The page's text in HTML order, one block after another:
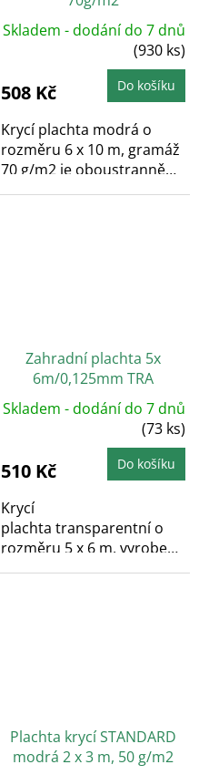
Skladem - dodání do 7 dnů
(930 ks)
508 Kč Do košíku
Krycí plachta modrá o
rozměru 6 x 10 m, gramáž
70 g/m2 je oboustranně
laminovaná a po...
Zahradní plachta 5x
6m/0,125mm TRA
Skladem - dodání do 7 dnů
(73 ks)
510 Kč Do košíku
Krycí
plachta transparentní o
rozměru 5 x 6 m, vyrobena
z polypropylenu a...
Plachta krycí STANDARD
modrá 2 x 3 m, 50 g/m2